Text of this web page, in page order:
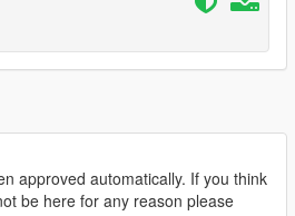
approved automatically. If you think
be here for any reason please